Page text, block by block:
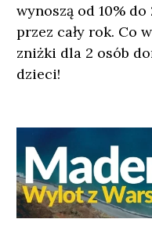
wynoszą od 10%
przez cały rok. Co
zniżki dla 2 osób
dzieci!